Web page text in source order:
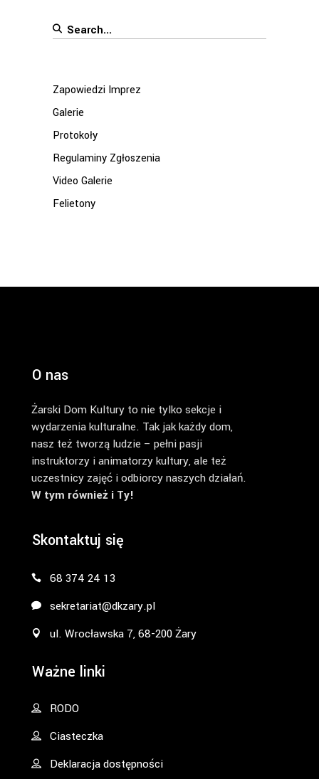
Search
Zapowiedzi Imprez
Galerie
Protokoły
Regulaminy Zgłoszenia
Video Galerie
Felietony
O nas
Żarski Dom Kultury to nie tylko sekcje i
wydarzenia kulturalne. Tak jak każdy dom,
nasz też tworzą ludzie – pełni pasji
instruktorzy i animatorzy kultury, ale też
uczestnicy zajęć i odbiorcy naszych działań.
W tym również i Ty!
Skontaktuj się
68 374 24 13
sekretariat@dkzary.pl
ul. Wrocławska 7, 68-200 Żary
Ważne linki
RODO
Ciasteczka
Deklaracja dostępności